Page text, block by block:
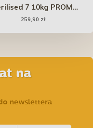
7 10kg PROMO
Uszkodzenie
259,90 zł
na
newslettera